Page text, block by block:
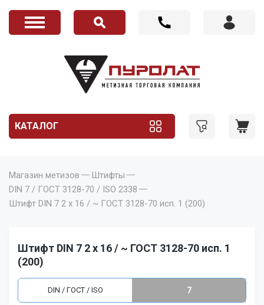
КАТАЛОГ
Магазин метизов
Штифты
DIN 7 / ГОСТ 3128-70 / ISO 2338
Штифт DIN 7 2 x 16 / ~ ГОСТ 3128-70 исп. 1 (200)
Штифт DIN 7 2 x 16 / ~ ГОСТ 3128-70 исп. 1
(200)
DIN / ГОСТ / ISO 7